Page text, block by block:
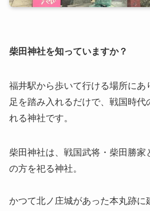
柴田神社を知っていますか？
福井駅から歩いて行ける場所にあ
足を踏み入れるだけで、戦国時代
れる神社です。
柴田神社は、戦国武将・柴田勝家
の方を祀る神社。
かつて北ノ庄城があった本丸跡に